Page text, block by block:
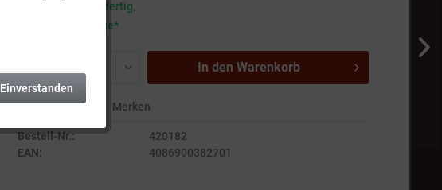
Sofort versandfertig,
Lieferzeit 3-5 Tage*
In den Warenkorb
Vergleichen Merken
Bestell-Nr.:
420182
EAN:
4086900382701
Einverstanden